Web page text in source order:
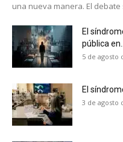
una nueva manera. El
El
pública
5 de agosto
El
3 de agosto